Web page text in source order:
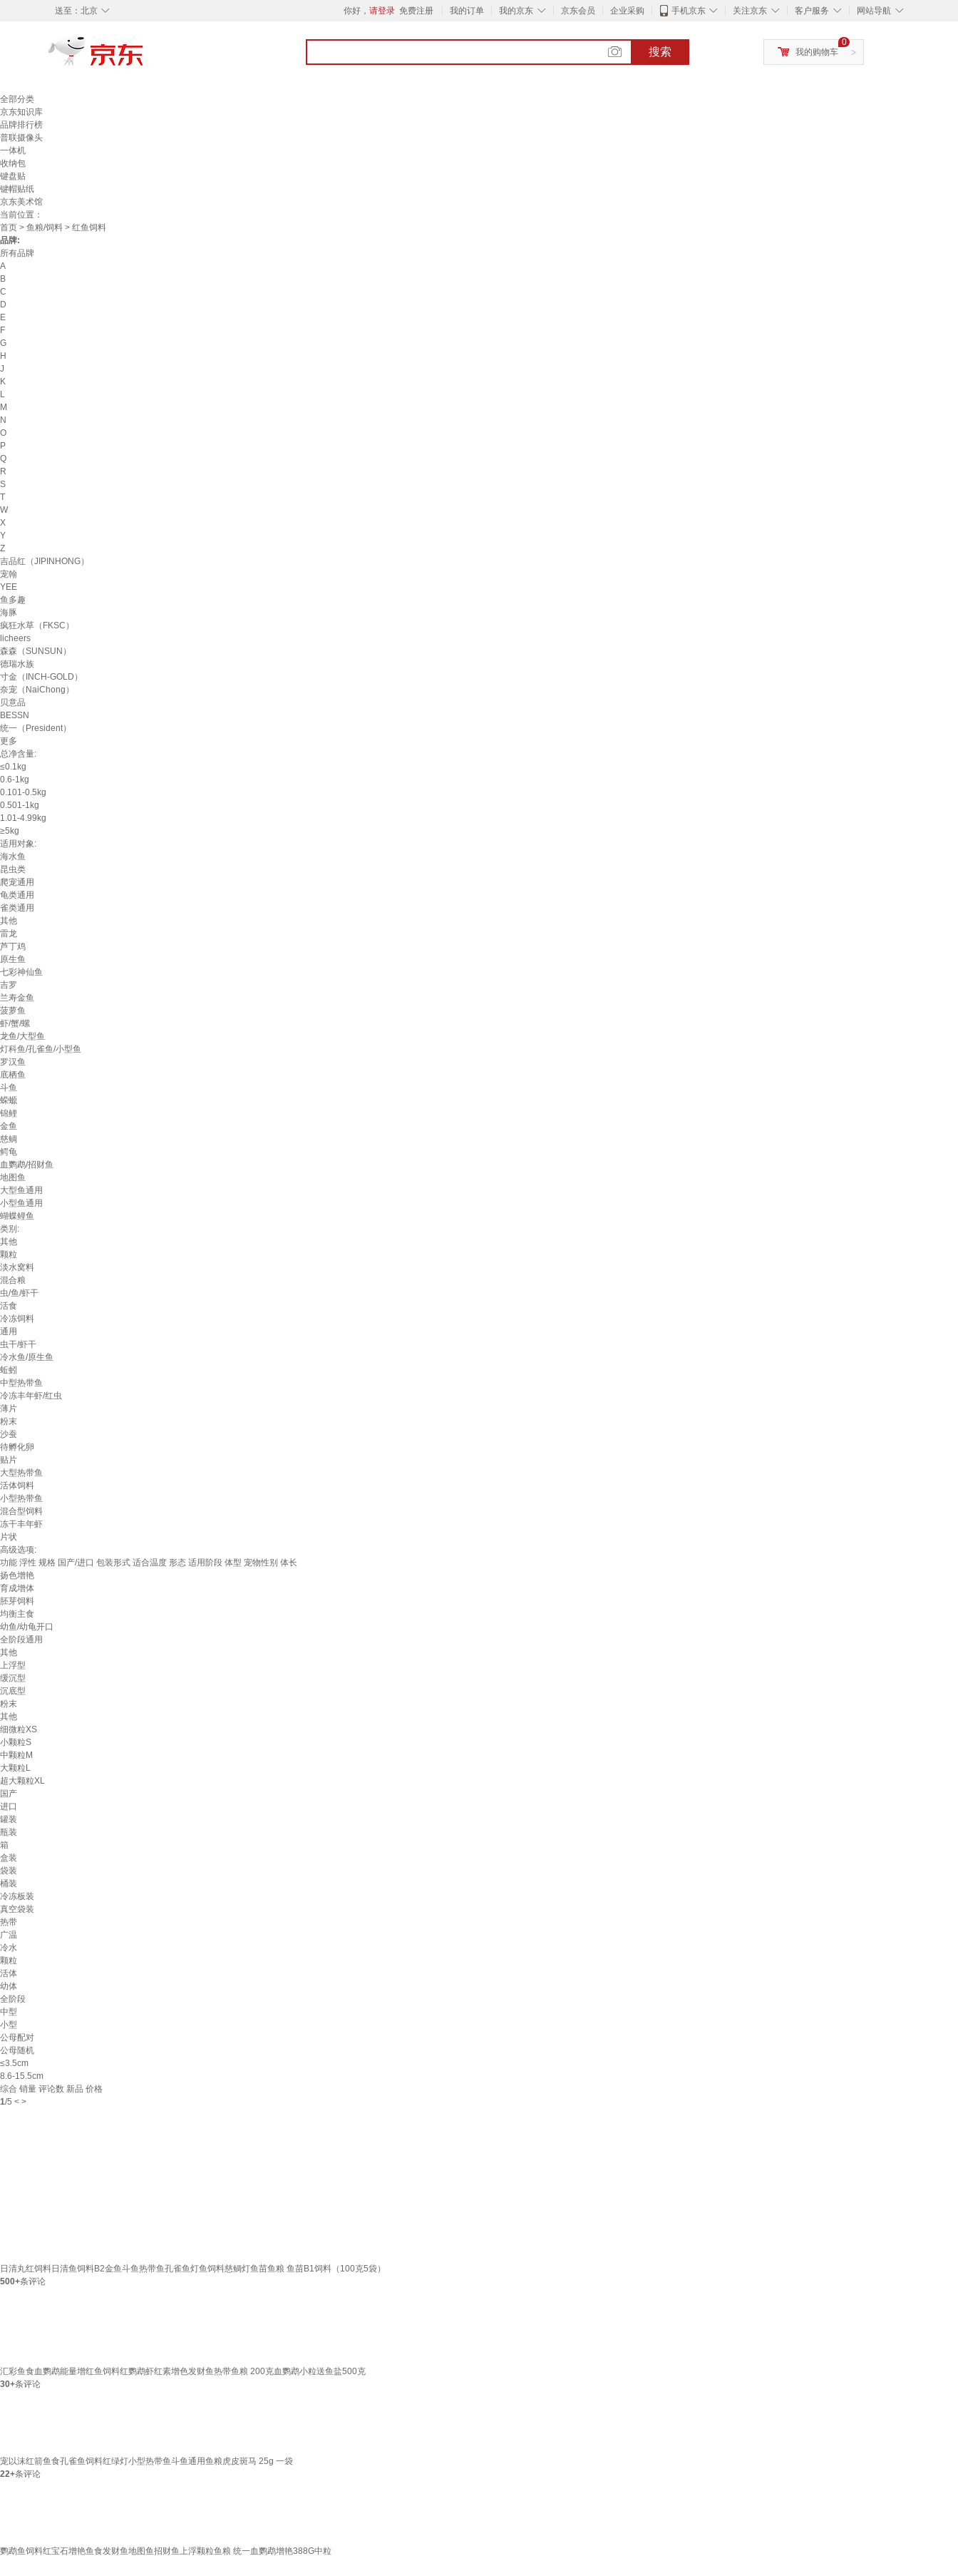
◇
送至： 北京 你好， 请登录 免费注册 我的订单 ◇
我的京东 京东会员 企业采购 ◇
手机京东 ◇
关注京东 ◇
客户服务 ◇
网站导航
搜索 >
0
我的购物车
全部分类
京东知识库
品牌排行榜
普联摄像头
一体机
收纳包
键盘贴
键帽贴纸
京东美术馆
当前位置：
首页 > 鱼粮/饲料 > 红鱼饲料
品牌:
所有品牌
A
B
C
D
E
F
G
H
J
K
L
M
N
O
P
Q
R
S
T
W
X
Y
Z
吉品红（JIPINHONG）
宠翰
YEE
鱼多趣
海豚
疯狂水草（FKSC）
licheers
森森（SUNSUN）
德瑞水族
寸金（INCH-GOLD）
奈宠（NaiChong）
贝意品
BESSN
统一（President）
更多
总净含量:
≤0.1kg
0.6-1kg
0.101-0.5kg
0.501-1kg
1.01-4.99kg
≥5kg
适用对象:
海水鱼
昆虫类
爬宠通用
龟类通用
雀类通用
其他
雷龙
芦丁鸡
原生鱼
七彩神仙鱼
吉罗
兰寿金鱼
菠萝鱼
虾/蟹/螺
龙鱼/大型鱼
灯科鱼/孔雀鱼/小型鱼
罗汉鱼
底栖鱼
斗鱼
蝾螈
锦鲤
金鱼
慈鲷
鳄龟
血鹦鹉/招财鱼
地图鱼
大型鱼通用
小型鱼通用
蝴蝶鲤鱼
类别:
其他
颗粒
淡水窝料
混合粮
虫/鱼/虾干
活食
冷冻饲料
通用
虫干/虾干
冷水鱼/原生鱼
蚯蚓
中型热带鱼
冷冻丰年虾/红虫
薄片
粉末
沙蚕
待孵化卵
贴片
大型热带鱼
活体饲料
小型热带鱼
混合型饲料
冻干丰年虾
片状
高级选项:
功能 浮性 规格 国产/进口 包装形式 适合温度 形态 适用阶段 体型 宠物性别 体长
扬色增艳
育成增体
胚芽饲料
均衡主食
幼鱼/幼龟开口
全阶段通用
其他
上浮型
缓沉型
沉底型
粉末
其他
细微粒XS
小颗粒S
中颗粒M
大颗粒L
超大颗粒XL
国产
进口
罐装
瓶装
箱
盒装
袋装
桶装
冷冻板装
真空袋装
热带
广温
冷水
颗粒
活体
幼体
全阶段
中型
小型
公母配对
公母随机
≤3.5cm
8.6-15.5cm
综合 销量 评论数 新品 价格
1/5 < >
日清丸红饲料日清鱼饲料B2金鱼斗鱼热带鱼孔雀鱼灯鱼饲料慈鲷灯鱼苗鱼粮 鱼苗B1饲料（100克5袋）
500+条评论
汇彩鱼食血鹦鹉能量增红鱼饲料红鹦鹉虾红素增色发财鱼热带鱼粮 200克血鹦鹉小粒送鱼盐500克
30+条评论
宠以沫红箭鱼食孔雀鱼饲料红绿灯小型热带鱼斗鱼通用鱼粮虎皮斑马 25g 一袋
22+条评论
鹦鹉鱼饲料红宝石增艳鱼食发财鱼地图鱼招财鱼上浮颗粒鱼粮 统一血鹦鹉增艳388G中粒